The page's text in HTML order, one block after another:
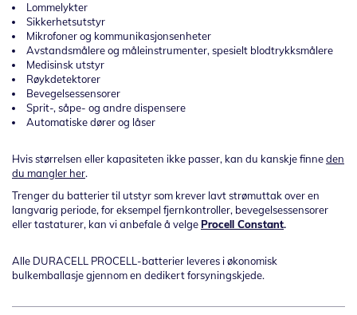
Lommelykter
Sikkerhetsutstyr
Mikrofoner og kommunikasjonsenheter
Avstandsmålere og måleinstrumenter, spesielt blodtrykksmålere
Medisinsk utstyr
Røykdetektorer
Bevegelsessensorer
Sprit-, såpe- og andre dispensere
Automatiske dører og låser
Hvis størrelsen eller kapasiteten ikke passer, kan du kanskje finneden
du mangler her.
Trenger du batterier til utstyr som krever lavt strømuttak over en
langvarig periode, for eksempel fjernkontroller, bevegelsessensorer
eller tastaturer, kan vi anbefale å velge Procell Constant.
Alle DURACELL PROCELL-batterier leveres i økonomisk
bulkemballasje gjennom en dedikert forsyningskjede.